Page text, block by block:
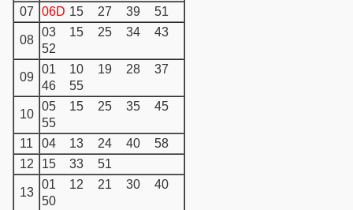
07
06D 15 27 39 51
08
03 15 25 34
43
52
09
01 10 19 28
37
46
55
10
05 15 25 35
45
55
11
04 13 24 40
58
12
15 33 51
13
01 12 21 30
40
50